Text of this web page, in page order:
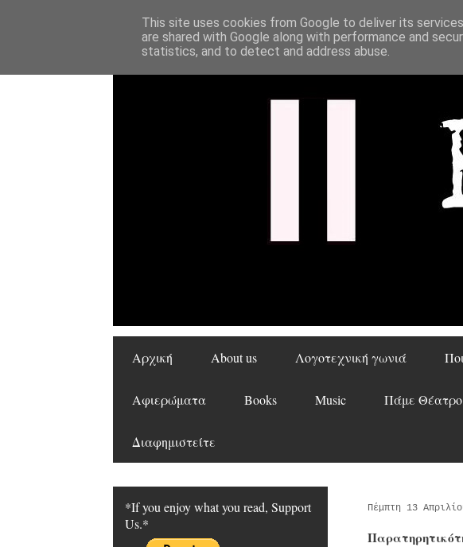
Αρχική About us Λογοτεχνική γωνιά
Αφιερώματα Books Music Πάμε Θέατρο
Διαφημιστείτε
Πέμπτη 13
*If you enjoy what you read, Support
Us.*
This site uses cookies from Google to deliver its
are shared with Google along with performance and
statistics, and to detect and address abuse.